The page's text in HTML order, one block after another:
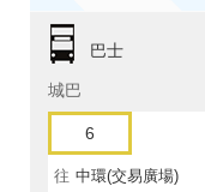
巴士
城巴
6
往 中環(交易廣場)